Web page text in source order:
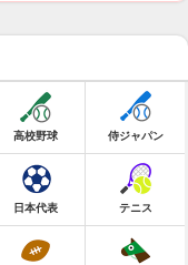
高校野球 侍ジャパン
日本代表 テニス